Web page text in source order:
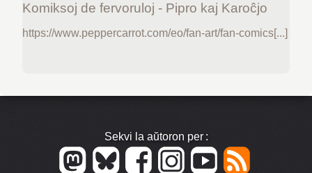
Komiksoj de fervoruloj - Pipro kaj Karoĉjo
https://www.peppercarrot.com/eo/fan-art/fan-comics[...]
Sekvi la aŭtoron per :